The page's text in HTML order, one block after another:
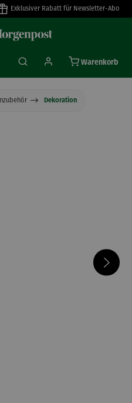
Exklusiver Rabatt für Newsletter-Abo
Warenkorb
Dekoration